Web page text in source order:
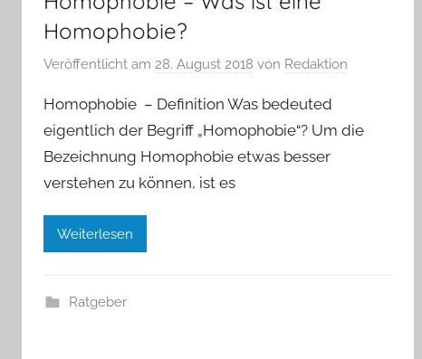
Homophobie?
Veröffentlicht am 28. August 2018 von Redaktion
Homophobie – Definition Was bedeuted
eigentlich der Begriff „Homophobie“? Um die
Bezeichnung Homophobie etwas besser
verstehen zu können, ist es
Weiterlesen
Ratgeber